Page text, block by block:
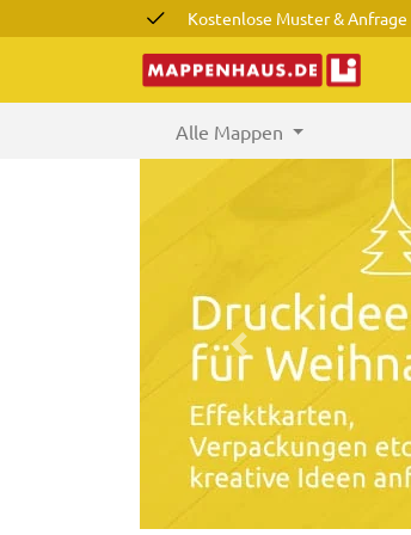
Kostenlose Muster & Anfrage
Alle Mappen (current)
Previous